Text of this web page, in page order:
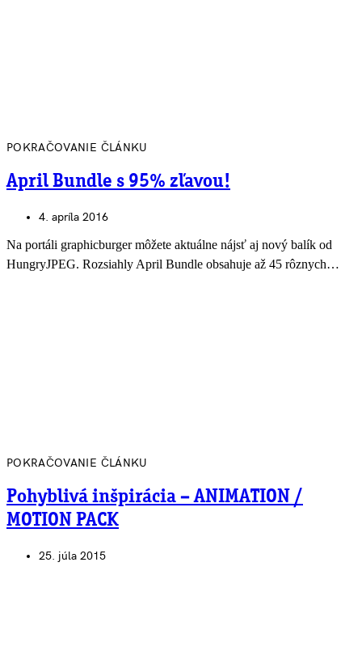
POKRAČOVANIE ČLÁNKU
April Bundle s 95% zľavou!
4. apríla 2016
Na portáli graphicburger môžete aktuálne nájsť aj nový balík od
HungryJPEG. Rozsiahly April Bundle obsahuje až 45 rôznych…
POKRAČOVANIE ČLÁNKU
Pohyblivá inšpirácia – ANIMATION /
MOTION PACK
25. júla 2015